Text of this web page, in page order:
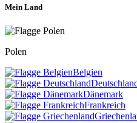
Mein Land
Polen
Belgien
Dänemark
Frankreich